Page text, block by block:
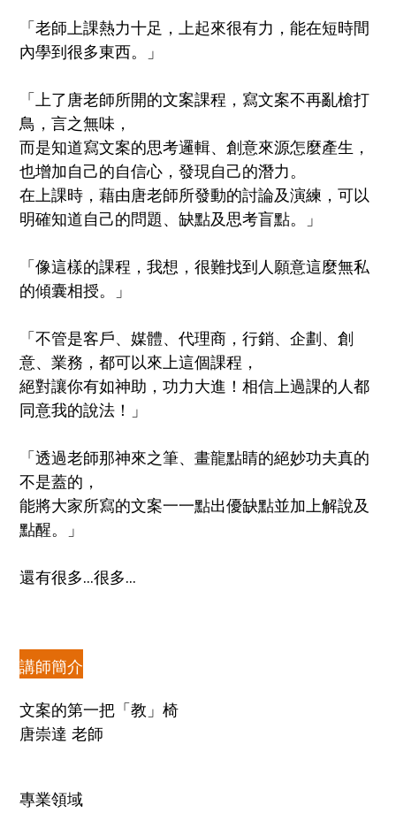
「老師上課熱力十足，上起來很有力，能在短時間
內學到很多東西。」
「上了唐老師所開的文案課程，寫文案不再亂槍打
鳥，言之無味，
而是知道寫文案的思考邏輯、創意來源怎麼產生，
也增加自己的自信心，發現自己的潛力。
在上課時，藉由唐老師所發動的討論及演練，可以
明確知道自己的問題、缺點及思考盲點。」
「像這樣的課程，我想，很難找到人願意這麼無私
的傾囊相授。」
「不管是客戶、媒體、代理商，行銷、企劃、創
意、業務，都可以來上這個課程，
絕對讓你有如神助，功力大進！相信上過課的人都
同意我的說法！」
「透過老師那神來之筆、畫龍點睛的絕妙功夫真的
不是蓋的，
能將大家所寫的文案一一點出優缺點並加上解說及
點醒。」
還有很多...很多...
講師簡介
文案的第一把「教」椅
唐崇達 老師
專業領域